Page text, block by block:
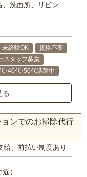
、洗面所、リビン
未経験OK
資格不要
スタッフ募集
･40代･50代活躍中
る
ンでのお掃除代行
給、前払い制度あり
）